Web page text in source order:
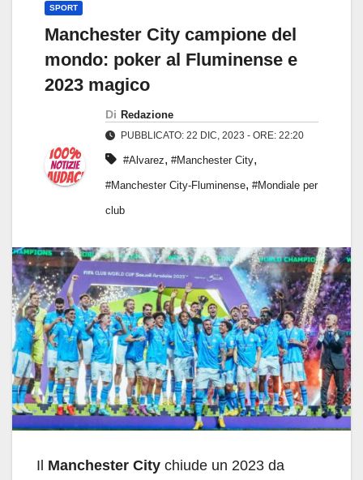
SPORT
Manchester City campione del
mondo: poker al Fluminense e
2023 magico
Di Redazione
PUBBLICATO: 22 DIC, 2023 - ORE: 22:20
#Alvarez, #Manchester City,
#Manchester City-Fluminense, #Mondiale per
club
Il Manchester City chiude un 2023 da